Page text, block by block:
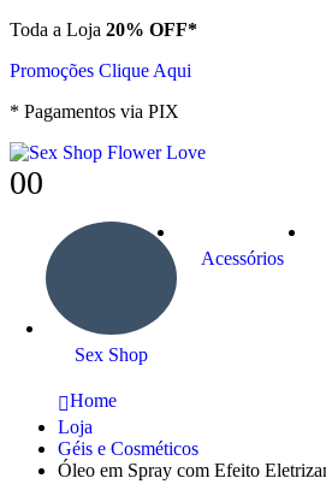
Toda a Loja 20% OFF*
Promoções Clique Aqui
* Pagamentos via PIX
00
Sex Shop
Acessórios
Home
Loja
Géis e Cosméticos
Óleo em Spray com Efeito